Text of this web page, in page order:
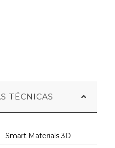
TÉCNICAS
Smart Materials 3D